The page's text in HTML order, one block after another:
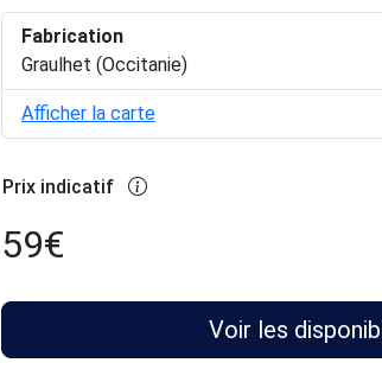
Fabrication
Graulhet (Occitanie)
Afficher la carte
Prix indicatif
59€
Voir les